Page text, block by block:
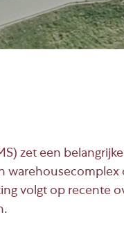
zet een
volgt op recente